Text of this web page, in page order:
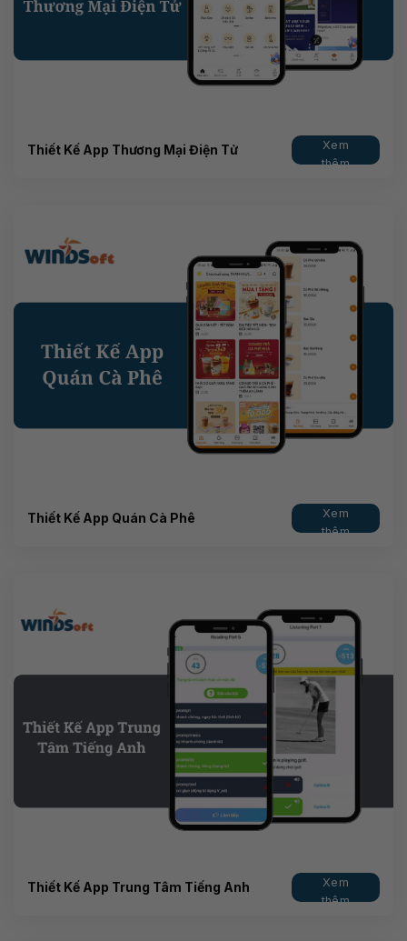
Thiết Kế App Thương Mại Điện Tử
Xem
thêm
Thiết Kế App Quán Cà Phê
Xem
thêm
Thiết Kế App Trung Tâm Tiếng Anh
Xem
thêm